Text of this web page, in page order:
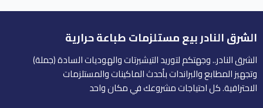
الشرق النادر بيع مستلزمات طباعة حرارية
الشرق النادر.. وجهتكم لتوريد التيشيرتات والهوديات السادة (جملة)
وتجهيز المطابع والبراندات بأحدث الماكينات والمستلزمات
الاحترافية. كل احتياجات مشروعك في مكان واحد